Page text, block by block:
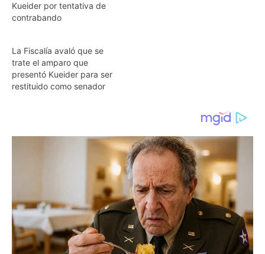
Kueider por tentativa de
contrabando
La Fiscalía avaló que se
trate el amparo que
presentó Kueider para ser
restituido como senador